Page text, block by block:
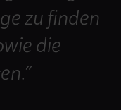
zu finden
die